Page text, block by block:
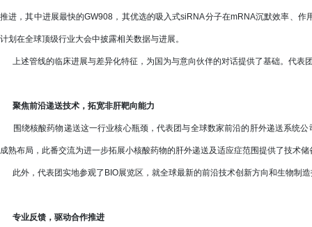
推进，其中进展最快的GW908，其优选的吸入式siRNA分子在mRNA沉默效率、
计划在全球顶级行业大会中披露相关数据与进展。
上述管线的临床进展与差异化特征，为国为与意向伙伴的对话提供了基础。代表
聚焦前沿递送技术，拓宽非肝靶向能力
围绕核酸药物递送这一行业核心瓶颈，代表团与全球数家前沿的肝外递送系统
成熟布局，此番交流为进一步拓展小核酸药物的肝外递送及适应症范围提供了技术储
此外，代表团实地参观了BIO展览区，就全球最新的前沿技术创新方向和生物制
专业反馈，驱动合作推进